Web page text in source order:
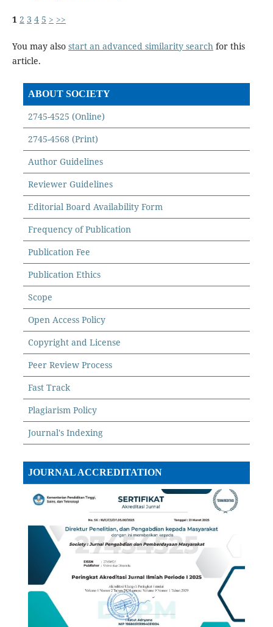
1 2 3 4 5 > >>
You may also start an advanced similarity search for this
article.
ABOUT SOCIETY
2745-4525 (Online)
2745-4568 (Print)
Author Guidelines
Reviewer Guidelines
Editorial Board Availability Form
Frequency of Publication
Publication Fee
Publication Ethics
Scope
Open Access Policy
Copyright and License
Peer Review Process
Fast Track
Plagiarism Policy
Journal's Indexing
JOURNAL ACCREDITATION